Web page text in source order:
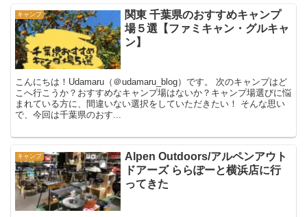
キャンプ
関東 千葉県のおすすめキャンプ
場５選【ファミキャン・グルキャ
ン】
こんにちは！Udamaru（＠udamaru_blog）です。 次のキャンプはど
こへ行こうか？おすすめなキャンプ場はないか？キャンプ場選びに悩
まれている方に、間違いない選択をしていただきたい！ そんな思い
で、今回は千葉県のおす...
キャンプ
Alpen Outdoors/アルペンアウト
ドアーズ ららぽーと横浜店に行
ってきた